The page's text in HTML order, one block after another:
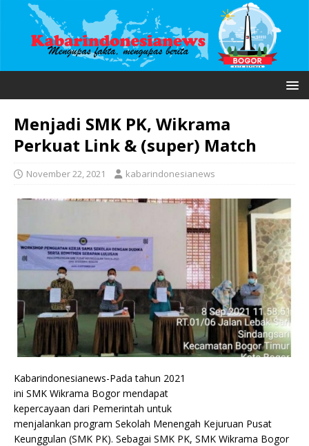
Menjadi SMK PK, Wikrama
Perkuat Link & (super) Match
November 22, 2021 kabarindonesianews
Kabarindonesianews-Pada tahun 2021
ini SMK Wikrama Bogor mendapat
kepercayaan dari Pemerintah untuk
menjalankan program Sekolah Menengah Kejuruan Pusat
Keunggulan (SMK PK). Sebagai SMK PK, SMK Wikrama Bogor